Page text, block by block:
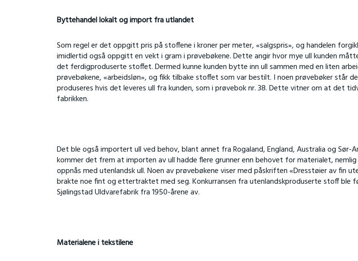
Byttehandel lokalt og import fra utlandet
Som regel er det oppgitt pris på stoffene i kroner per meter, «salgspris», og handelen
imidlertid også oppgitt en vekt i gram i prøvebøkene. Dette angir hvor mye ull kunden
det ferdigproduserte stoffet. Dermed kunne kunden bytte inn ull sammen med en liten
prøvebøkene, «arbeidsløn», og fikk tilbake stoffet som var bestilt. I noen prøvebøker står
produseres hvis det leveres ull fra kunden, som i prøvebok nr. 38. Dette vitner om at det
fabrikken.
Det ble også importert ull ved behov, blant annet fra Rogaland, England, Australia og Sør-
kommer det frem at importen av ull hadde flere grunner enn behovet for materialet,
oppnås med utenlandsk ull. Noen av prøvebøkene viser med påskriften «Dresstøier av fin
brakte noe fint og ettertraktet med seg. Konkurransen fra utenlandskproduserte stoff ble
Sjølingstad Uldvarefabrik fra 1950-årene av.
Materialene i tekstilene